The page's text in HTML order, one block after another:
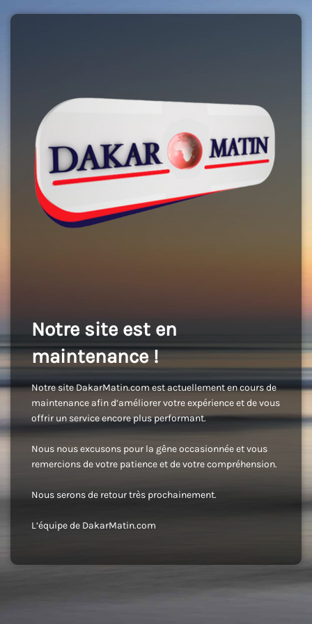
Notre site est en
maintenance !
Notre site DakarMatin.com est actuellement en cours de
maintenance afin d’améliorer votre expérience et de vous
offrir un service encore plus performant.
Nous nous excusons pour la gêne occasionnée et vous
remercions de votre patience et de votre compréhension.
Nous serons de retour très prochainement.
L’équipe de DakarMatin.com